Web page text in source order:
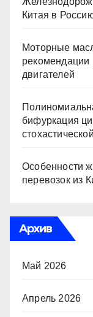
Китая в
Моторные
рекомендации
двигателей
бифуркация
Особенности
перевозок из
Архив
Май 2026
Апрель 2026